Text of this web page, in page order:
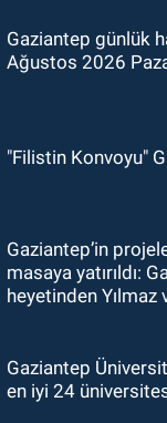
Gaziantep günlük
Ağustos 2026
"Filistin Konvoyu"
Gaziantep’in
masaya yatırıldı:
heyetinden Yılmaz
Gaziantep
en iyi 24